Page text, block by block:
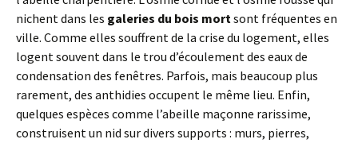
nichent dans les galeries du bois mortsont fréquentes en
ville. Comme elles souffrent de la crise du logement, elles
logent souvent dans le trou d’écoulement des eaux de
condensation des fenêtres. Parfois, mais beaucoup plus
rarement, des anthidies occupent le même lieu. Enfin,
quelques espèces comme l’abeille maçonne rarissime,
construisent un nid sur divers supports : murs, pierres,